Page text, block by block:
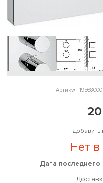
Артикул: 19568000
20
Добавить
Нет
Дата последнего